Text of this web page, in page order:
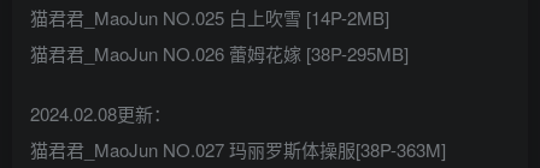
猫君君_MaoJun NO.025 白上吹雪 [14P-2MB]
猫君君_MaoJun NO.026 蕾姆花嫁 [38P-295MB]
2024.02.08更新：
猫君君_MaoJun NO.027 玛丽罗斯体操服[38P-363M]